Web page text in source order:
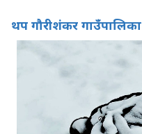
थप गौरीशंकर गाउँपालिका